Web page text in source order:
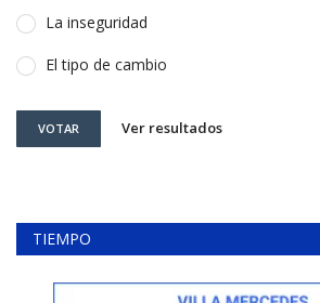
La inseguridad
El tipo de cambio
VOTAR Ver resultados
TIEMPO